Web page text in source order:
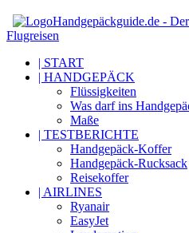
Handgepäckguide.de -
Flugreisen
| START
| HANDGEPÄCK
Flüssigkeiten
Was darf ins
Maße
| TESTBERICHTE
Handgepäck-Koffer
Handgepäck-Rucksack
Reisekoffer
| AIRLINES
Ryanair
EasyJet